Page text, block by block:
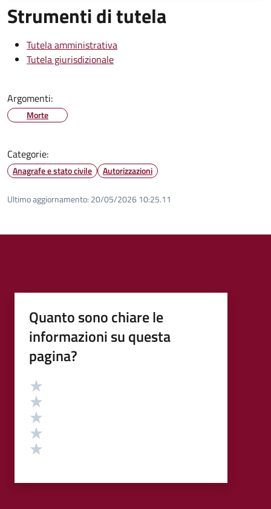
Strumenti di tutela
Tutela amministrativa
Tutela giurisdizionale
Argomenti:
Morte
Categorie:
Anagrafe e stato civile Autorizzazioni
Ultimo aggiornamento: 20/05/2026 10:25.11
Quanto sono chiare le
informazioni su questa
pagina?
Valutazione